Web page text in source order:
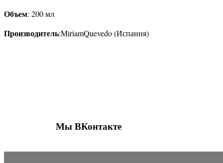
Объем: 200 мл
Производитель:MiriamQuevedo (Испания)
Мы ВКонтакте